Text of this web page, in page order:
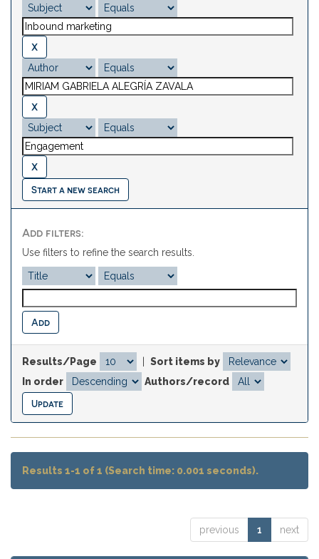
Start a new search
Add filters:
Use filters to refine the search results.
Results/Page
Sort items by
In order
Authors/record
Results 1-1 of 1 (Search time: 0.001 seconds).
previous 1 next